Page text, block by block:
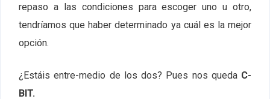
repaso a las condiciones para escoger uno u otro,
tendríamos que haber determinado ya cuál es la mejor
opción.
¿Estáis entre-medio de los dos? Pues nos queda C-
BIT.